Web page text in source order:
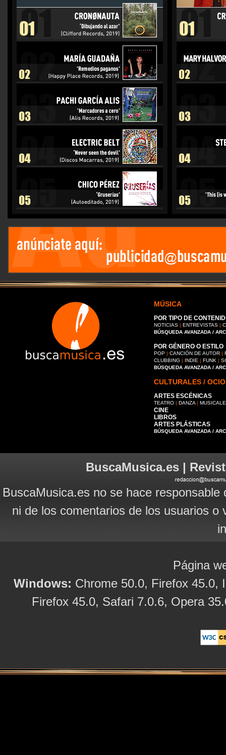
MÚSICA
POR TIPO DE
NOTICIAS | ENTREVISTAS |
BÚSQUEDA AVANZADA /
POR GÉNERO O ESTILO
POP | CANCIÓN DE AUTOR |
CLUBBING | INDIE | FUNK |
BÚSQUEDA AVANZADA /
CULTURALES / OCIO
ARTES ESCÉNICAS
TEATRO | DANZA |
CINE
LIBROS
ARTES PLÁSTICAS
BÚSQUEDA AVANZADA /
BuscaMusica.es |
BuscaMusica.es no se hace
ni de los comentarios de los usuarios
Página
Windows: Chrome 50.0, Firefox 45.0,
Firefox 45.0, Safari 7.0.6, Opera